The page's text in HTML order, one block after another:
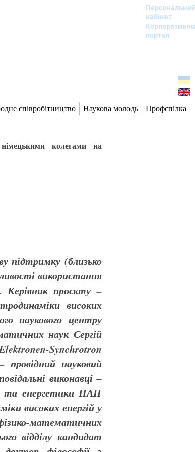
кабінет
портал
співробітництво Наукова молодь Профспілка
колегами на
підтримку (близько
використання
Керівник проєкту –
високих
наукового центру
наук Сергій
Synchrotron
провідний науковий
виконавці –
та енергетики НАН
високих енергій у
математичних
відділу кандидат